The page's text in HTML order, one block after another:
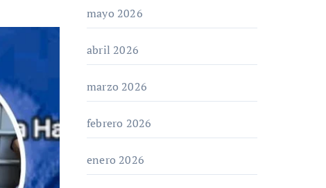
mayo 2026
abril 2026
marzo 2026
febrero 2026
enero 2026